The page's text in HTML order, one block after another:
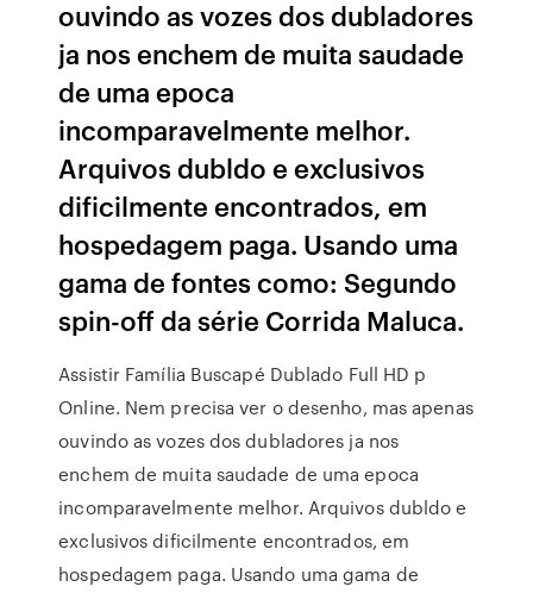
ouvindo as vozes dos dubladores
ja nos enchem de muita saudade
de uma epoca
incomparavelmente melhor.
Arquivos dubldo e exclusivos
dificilmente encontrados, em
hospedagem paga. Usando uma
gama de fontes como: Segundo
spin-off da série Corrida Maluca.
Assistir Família Buscapé Dublado Full HD p
Online. Nem precisa ver o desenho, mas apenas
ouvindo as vozes dos dubladores ja nos
enchem de muita saudade de uma epoca
incomparavelmente melhor. Arquivos dubldo e
exclusivos dificilmente encontrados, em
hospedagem paga. Usando uma gama de